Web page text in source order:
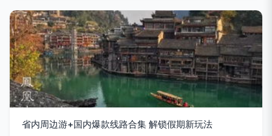
省内周边游+国内爆款线路合集 解锁假期新玩法